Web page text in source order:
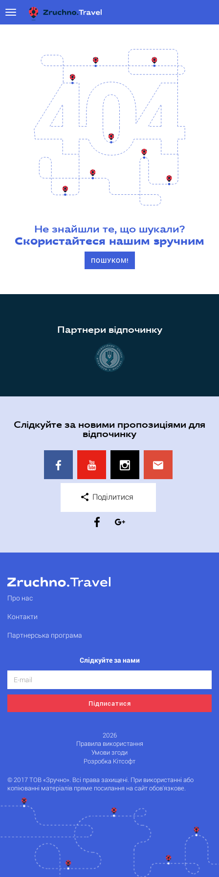
Не знайшли те, що шукали?
Скористайтеся нашим зручним
ПОШУКОМ!
Партнери відпочинку
Слідкуйте за новими пропозиціями для
відпочинку
Поділитися
Про нас
Контакти
Партнерська програма
Слідкуйте за нами
Підписатися
2026
Правила використання
Умови згоди
Розробка Кітсофт
© 2017 ТОВ «Зручно». Всі права захищені. При використанні або
копіюванні матеріалів пряме посилання на сайт обов'язкове.